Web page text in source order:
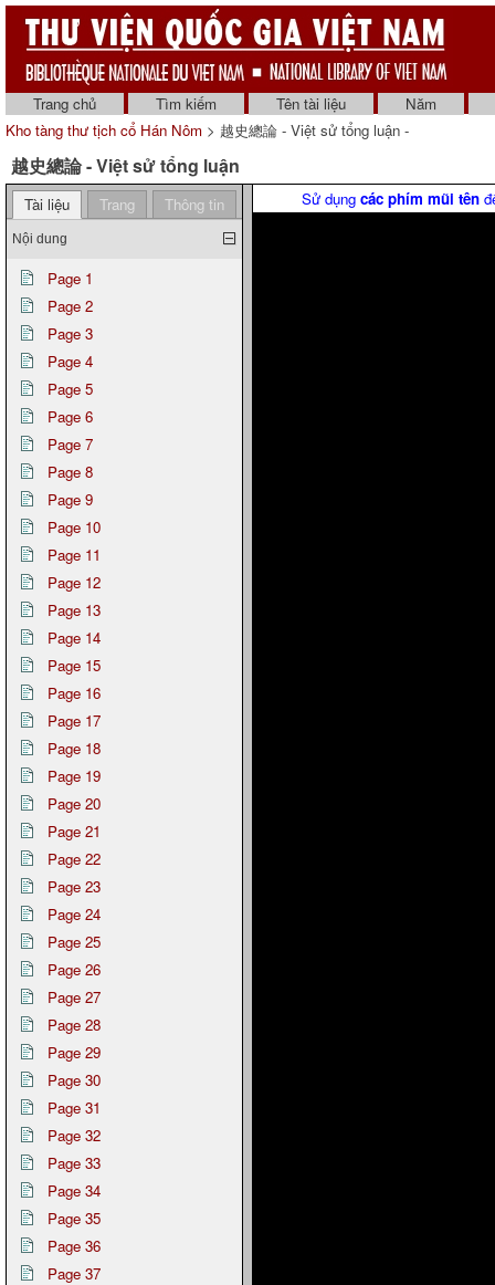
Trang chủ Tìm kiếm Tên tài liệu
Năm
Kho tàng thư tịch cổ Hán Nôm > 越史總論 - Việt sử tổng luận -
越史總論 - Việt sử tổng luận
Tài liệu Trang Thông tin
Nội dung
Page 1
Page 2
Page 3
Page 4
Page 5
Page 6
Page 7
Page 8
Page 9
Page 10
Page 11
Page 12
Page 13
Page 14
Page 15
Page 16
Page 17
Page 18
Page 19
Page 20
Page 21
Page 22
Page 23
Page 24
Page 25
Page 26
Page 27
Page 28
Page 29
Page 30
Page 31
Page 32
Page 33
Page 34
Page 35
Page 36
Page 37
Sử dụng các phím mũi tên